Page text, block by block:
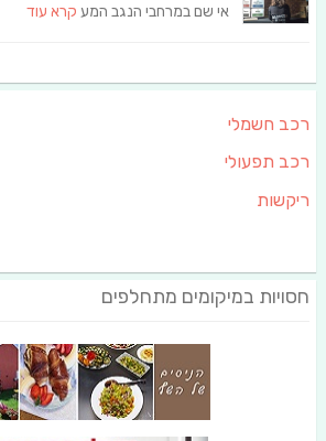
אי שם במרחבי הנגב המע קרא עוד
רכב חשמלי
רכב תפעולי
ריקשות
חסויות במיקומים מתחלפים